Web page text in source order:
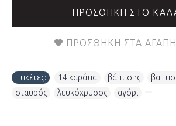
ΠΡΟΣΘΉΚΗ ΣΤΟ
ΠΡΟΣΘΉΚΗ ΣΤΑ
Ετικέτες: 14 καράτια βάπτισης
σταυρός
λευκόχρυσος αγόρι